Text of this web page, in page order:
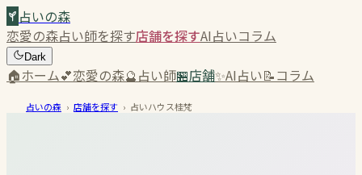
占いの森
恋愛の森占い師を探す店舗を探すAI占いコラム
Dark
🏠ホーム💕恋愛の森🔮占い師🏪店舗✨AI占い📝コラム
占いの森 › 店舗を探す › 占いハウス桂梵